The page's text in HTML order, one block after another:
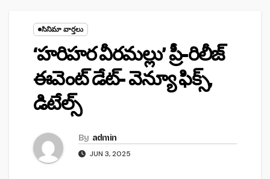
సినిమా వార్తలు
‘హరిహర వీరమల్లు’ ప్రీ-రిలీజ్
ఈవెంట్ డేట్- వెన్యూ ఫిక్స్,
డిటేల్స్
By admin
JUN 3, 2025